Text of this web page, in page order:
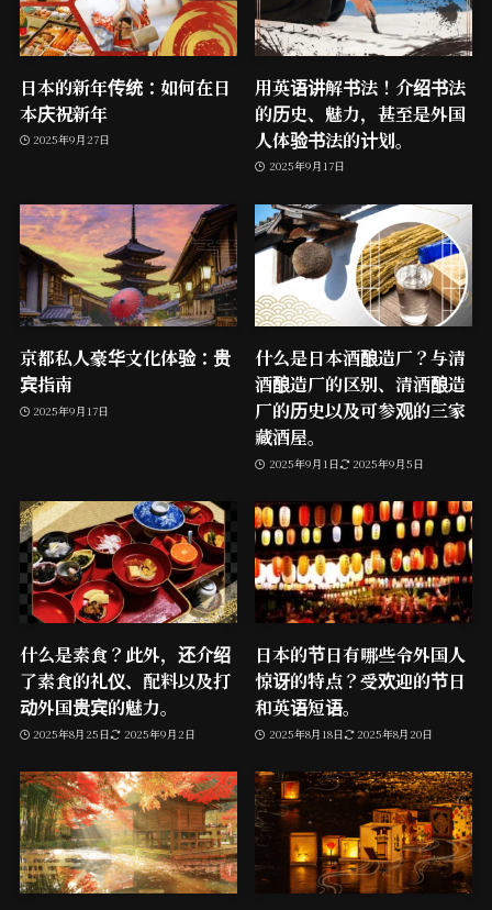
日本的新年传统：如何在日
本庆祝新年
2025年9月27日
用英语讲解书法！介绍书法
的历史、魅力，甚至是外国
人体验书法的计划。
2025年9月17日
京都私人豪华文化体验：贵
宾指南
2025年9月17日
什么是日本酒酿造厂？与清
酒酿造厂的区别、清酒酿造
厂的历史以及可参观的三家
藏酒屋。
2025年9月1日 2025年9月5日
什么是素食？此外，还介绍
了素食的礼仪、配料以及打
动外国贵宾的魅力。
2025年8月25日 2025年9月2日
日本的节日有哪些令外国人
惊讶的特点？受欢迎的节日
和英语短语。
2025年8月18日 2025年8月20日